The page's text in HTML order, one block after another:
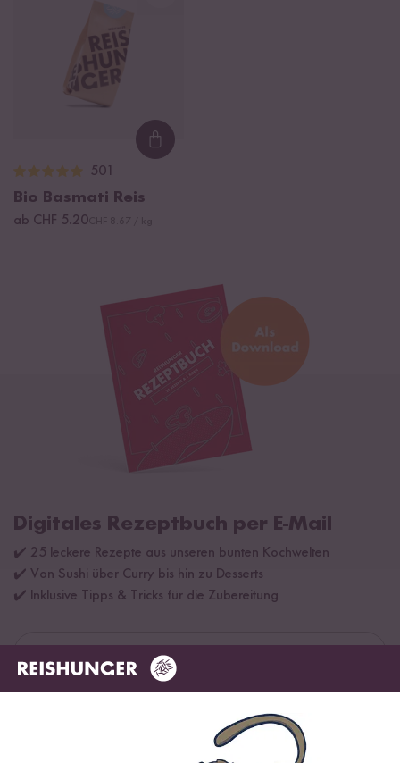
Loading...
501
Bio Basmati Reis
ab CHF 5.20
Digitales Rezeptbuch per E-Mail
✔️ 25 leckere Rezepte aus unseren bunten Kochwelten
✔️ Von Sushi über Curry bis hin zu Desserts
✔️ Inklusive Tipps & Tricks für die Zubereitung
*Das Digitale Rezeptbuch wird dir nach vollständiger Anmeldung zum Newsletter